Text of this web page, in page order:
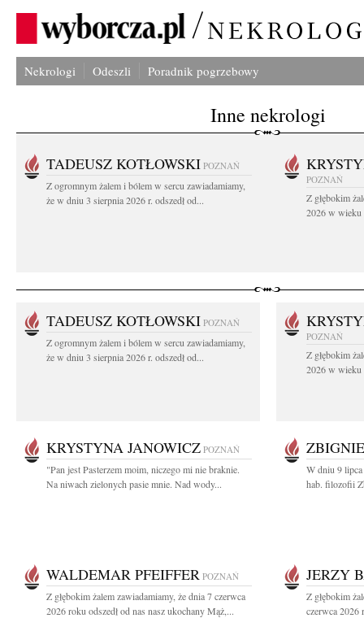
Nekrologi Odeszli Poradnik pogrzebowy
Inne nekrologi
TADEUSZ KOTŁOWSKI POZNAŃ
Z ogromnym żalem i bólem w sercu zawiadamiamy,
że w dniu 3 sierpnia 2026 r. odszedł od...
POZNAŃ
Z głębokim
2026 w wieku
TADEUSZ KOTŁOWSKI POZNAŃ
Z ogromnym żalem i bólem w sercu zawiadamiamy,
że w dniu 3 sierpnia 2026 r. odszedł od...
POZNAŃ
Z głębokim
2026 w wieku
KRYSTYNA JANOWICZ POZNAŃ
"Pan jest Pasterzem moim, niczego mi nie braknie.
Na niwach zielonych pasie mnie. Nad wody...
W dniu 9
hab. filozofii
WALDEMAR PFEIFFER POZNAŃ
Z głębokim żalem zawiadamiamy, że dnia 7 czerwca
2026 roku odszedł od nas nasz ukochany Mąż,...
JERZY
Z głębokim
czerwca 2026